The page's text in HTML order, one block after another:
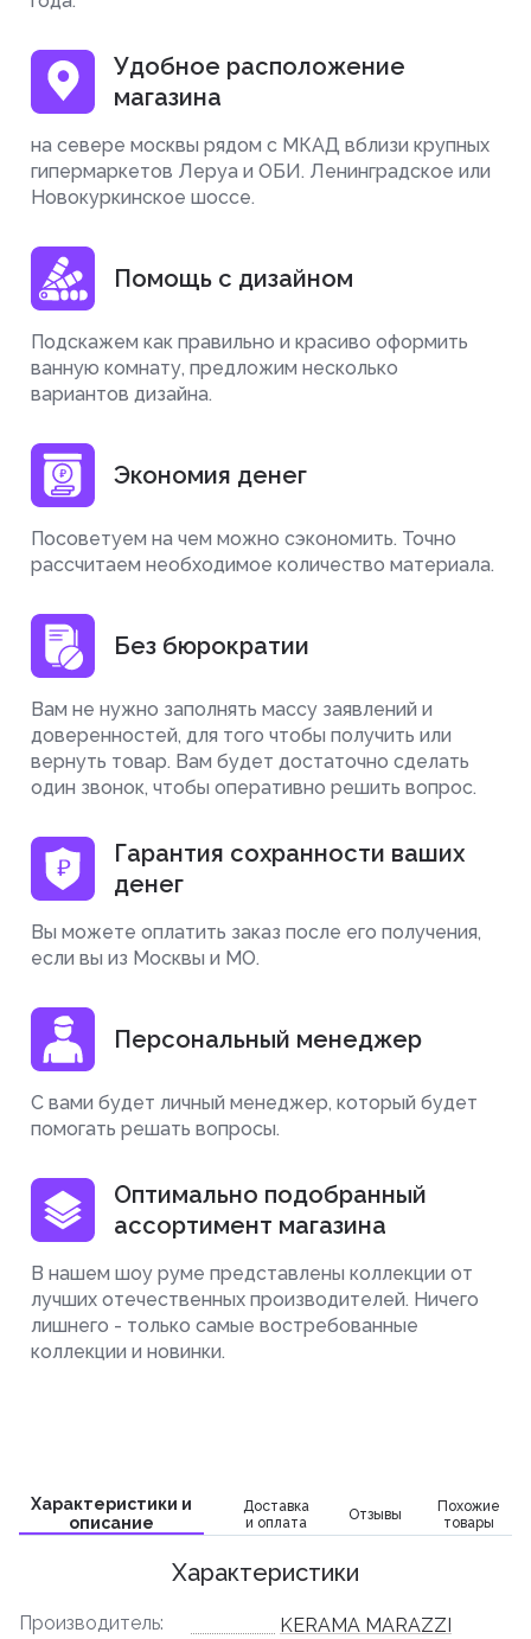
Удобное расположение
магазина
на севере москвы рядом с МКАД вблизи крупных
гипермаркетов Леруа и ОБИ. Ленинградское или
Новокуркинское шоссе.
Помощь с дизайном
Подскажем как правильно и красиво оформить
ванную комнату, предложим несколько
вариантов дизайна.
Экономия денег
Посоветуем на чем можно сэкономить. Точно
рассчитаем необходимое количество материала.
Без бюрократии
Вам не нужно заполнять массу заявлений и
доверенностей, для того чтобы получить или
вернуть товар. Вам будет достаточно сделать
один звонок, чтобы оперативно решить вопрос.
Гарантия сохранности ваших
денег
Вы можете оплатить заказ после его получения,
если вы из Москвы и МО.
Персональный менеджер
С вами будет личный менеджер, который будет
помогать решать вопросы.
Оптимально подобранный
ассортимент магазина
В нашем шоу руме представлены коллекции от
лучших отечественных производителей. Ничего
лишнего - только самые востребованные
коллекции и новинки.
Характеристики и
описание
Доставка
и оплата
Отзывы
Похожие
товары
Характеристики
Производитель: KERAMA MARAZZI